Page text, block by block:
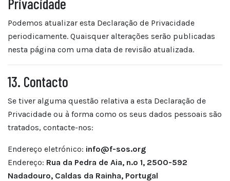
Privacidade
Podemos atualizar esta Declaração de Privacidade
periodicamente. Quaisquer alterações serão publicadas
nesta página com uma data de revisão atualizada.
13. Contacto
Se tiver alguma questão relativa a esta Declaração de
Privacidade ou à forma como os seus dados pessoais são
tratados, contacte-nos:
Endereço eletrónico: info@f-sos.org
Endereço: Rua da Pedra de Aia, n.º 1, 2500-592
Nadadouro, Caldas da Rainha, Portugal